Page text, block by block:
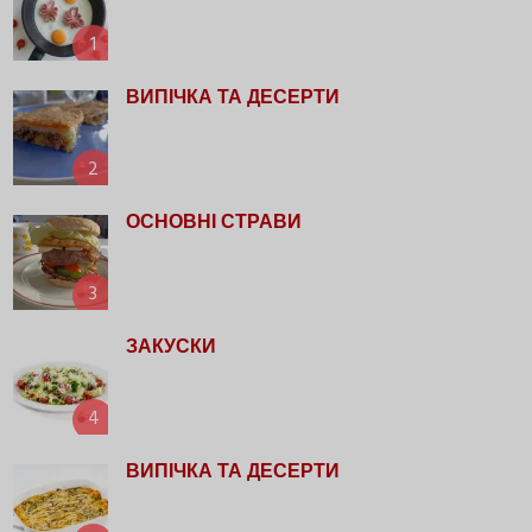
1
2
ВИПІЧКА ТА ДЕСЕРТИ
3
ОСНОВНІ СТРАВИ
4
ЗАКУСКИ
ВИПІЧКА ТА ДЕСЕРТИ